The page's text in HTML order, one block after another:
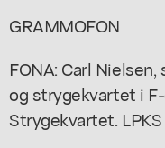
GRAMMOFON
FONA: Carl
og strygekvartet i
Strygekvartet.